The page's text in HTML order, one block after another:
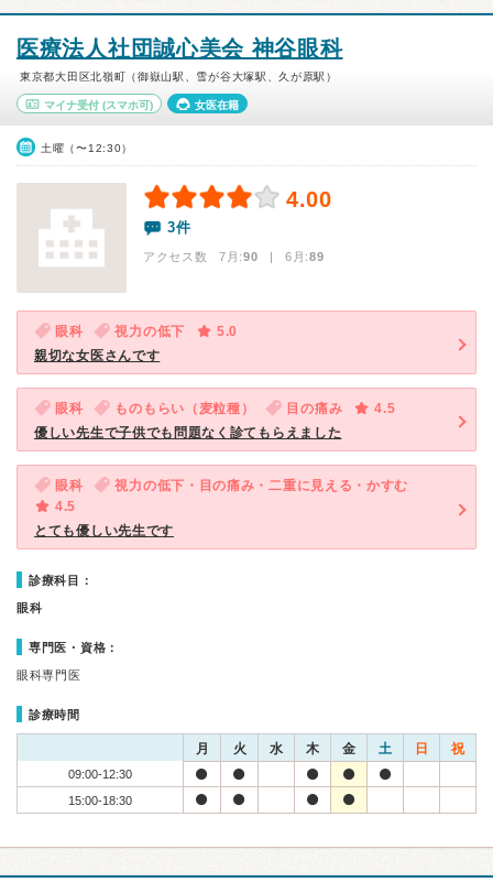
医療法人社団誠心美会 神谷眼科
東京都大田区北嶺町（御嶽山駅、雪が谷大塚駅、久が原駅）
マイナ受付 (スマホ可) 女医在籍
土曜（〜12:30）
4.00
3件
アクセス数 7月:90 | 6月:89
眼科 視力の低下
5.0
親切な女医さんです
眼科 ものもらい（麦粒種） 目の痛み
4.5
優しい先生で子供でも問題なく診てもらえました
眼科
視力の低下・目の痛み・二重に見える・かすむ
4.5
とても優しい先生です
診療科目：
眼科
専門医・資格：
眼科専門医
診療時間
月 火 水 木 金 土 日 祝
09:00-12:30
15:00-18:30